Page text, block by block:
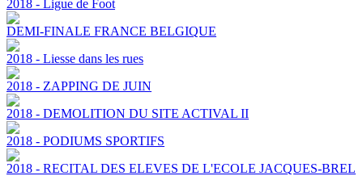
2018 - Ligue de Foot
DEMI-FINALE FRANCE BELGIQUE
2018 - Liesse dans les rues
2018 - ZAPPING DE JUIN
2018 - DEMOLITION DU SITE ACTIVAL II
2018 - PODIUMS SPORTIFS
2018 - RECITAL DES ELEVES DE L'ECOLE JACQUES-BREL